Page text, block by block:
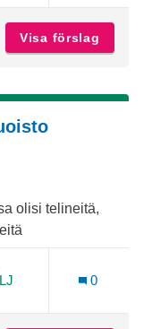
Visa förslag
olisi telineitä,
0